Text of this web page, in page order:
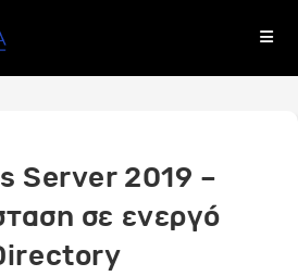
Server 2019 –
σε ενεργό